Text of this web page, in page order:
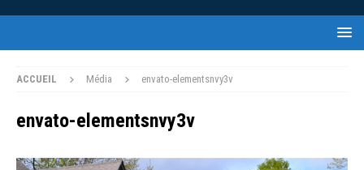
ACCUEIL Média envato-elementsnvy3v
envato-elementsnvy3v